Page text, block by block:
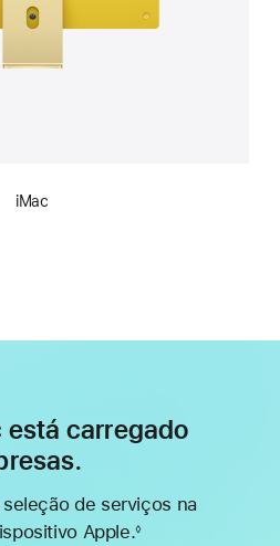
iMac
está carregado
de serviços na
Apple.◊